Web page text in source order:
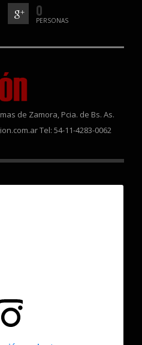
0
PERSONAS
de Zamora, Pcia. de Bs. As.
Tel: 54-11-4283-0062